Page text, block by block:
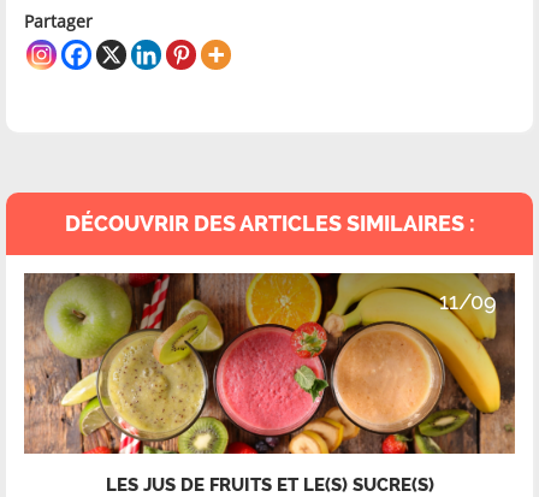
Partager
DÉCOUVRIR DES ARTICLES SIMILAIRES :
11/09
LES JUS DE FRUITS ET LE(S) SUCRE(S)